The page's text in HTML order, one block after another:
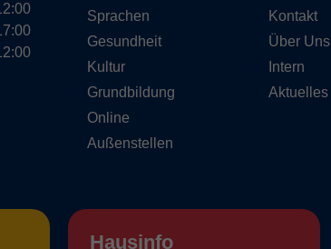
Sprachen
Gesundheit
Kultur
Grundbildung
Online
Außenstellen
Kontakt
Über Uns
Intern
Aktuelles
Hausinfo